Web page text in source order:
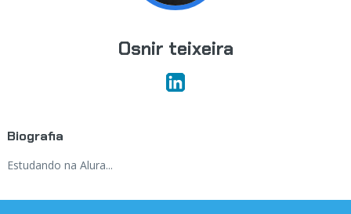
Osnir teixeira
Biografia
Estudando na Alura...